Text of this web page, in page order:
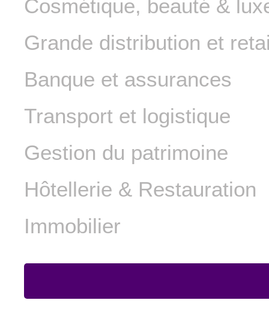
Cosmétique, beauté &
Grande distribution et
Banque et assurances
Transport et logistique
Gestion du patrimoine
Hôtellerie & Restauration
Immobilier